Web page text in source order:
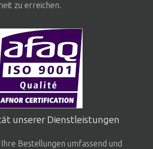
zu erreichen.
unserer Dienstleistungen
Bestellungen umfassend und